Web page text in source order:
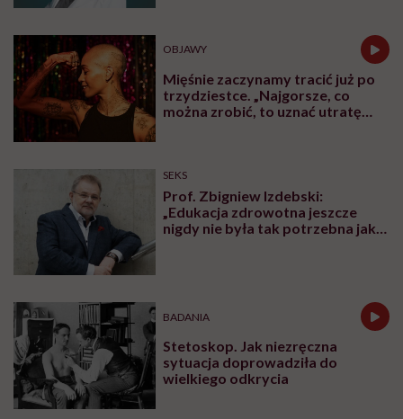
OBJAWY
Mięśnie zaczynamy tracić już po
trzydziestce. „Najgorsze, co
można zrobić, to uznać utratę
SEKS
Prof. Zbigniew Izdebski:
„Edukacja zdrowotna jeszcze
nigdy nie była tak potrzebna jak
BADANIA
Stetoskop. Jak niezręczna
sytuacja doprowadziła do
wielkiego odkrycia